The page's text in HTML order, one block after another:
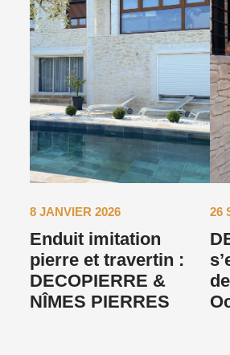
8 JANVIER 2026
Enduit imitation
pierre et travertin :
DECOPIERRE &
NÎMES PIERRES
26